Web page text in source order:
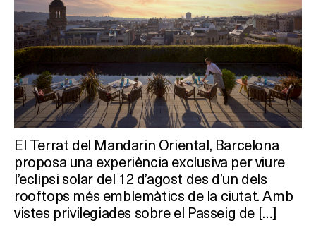
El Terrat del Mandarin Oriental, Barcelona
proposa una experiència exclusiva per viure
l’eclipsi solar del 12 d’agost des d’un dels
rooftops més emblemàtics de la ciutat. Amb
vistes privilegiades sobre el Passeig de […]